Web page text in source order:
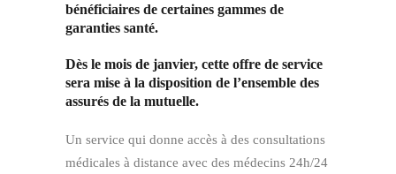
bénéficiaires de certaines gammes de
garanties santé.
Dès le mois de janvier, cette offre de service
sera mise à la disposition de l’ensemble des
assurés de la mutuelle.
Un service qui donne accès à des consultations
médicales à distance avec des médecins 24h/24